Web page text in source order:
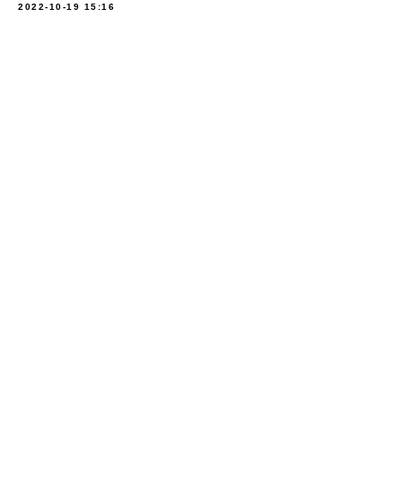
2022-10-19 15:16